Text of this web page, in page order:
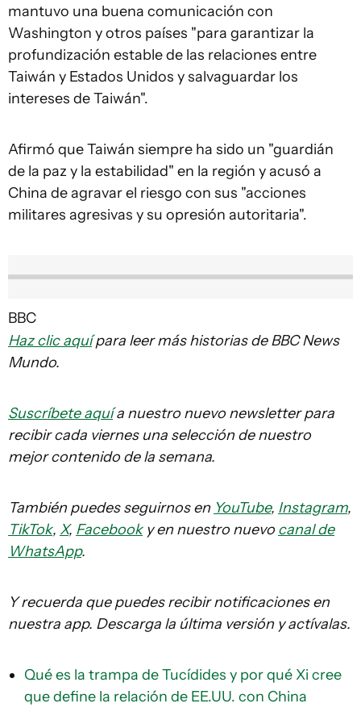
mantuvo una buena comunicación con
Washington y otros países "para garantizar la
profundización estable de las relaciones entre
Taiwán y Estados Unidos y salvaguardar los
intereses de Taiwán".
Afirmó que Taiwán siempre ha sido un "guardián
de la paz y la estabilidad" en la región y acusó a
China de agravar el riesgo con sus "acciones
militares agresivas y su opresión autoritaria".
BBC
Haz clic aquípara leer más historias de BBC News
Mundo.
Suscríbete aquía nuestro nuevo newsletter para
recibir cada viernes una selección de nuestro
mejor contenido de la semana.
También puedes seguirnos en YouTube, Instagram,
TikTok, X, Facebooky en nuestro nuevo canal de
WhatsApp.
Y recuerda que puedes recibir notificaciones en
nuestra app. Descarga la última versión y actívalas.
Qué es la trampa de Tucídides y por qué Xi cree
que define la relación de EE.UU. con China